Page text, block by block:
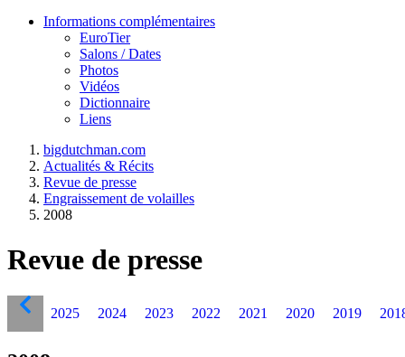
Informations complémentaires
EuroTier
Salons / Dates
Photos
Vidéos
Dictionnaire
Liens
bigdutchman.com
Actualités & Récits
Revue de presse
Engraissement de volailles
2008
Revue de presse
2025 2024 2023 2022 2021 2020 2019